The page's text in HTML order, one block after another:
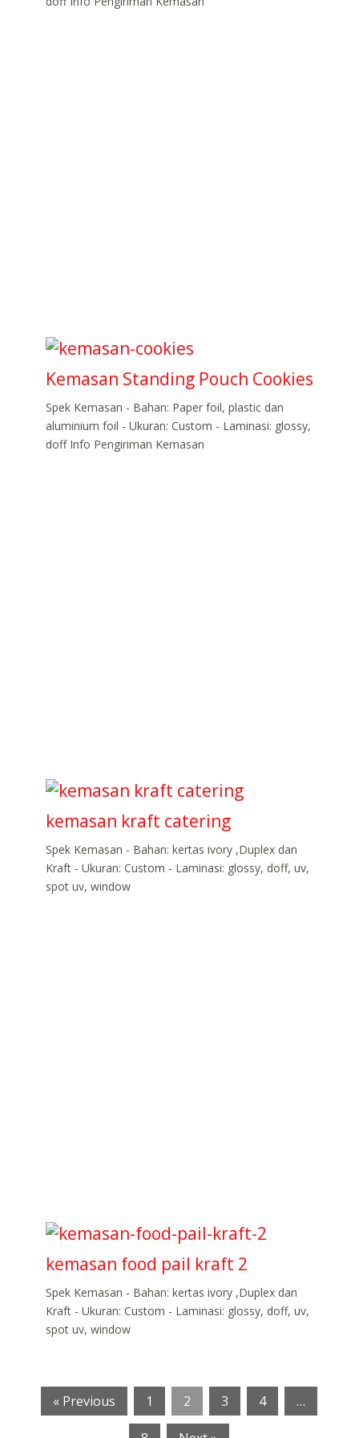
Kemasan Standing Pouch Cookies
Spek Kemasan - Bahan: Paper foil, plastic dan
aluminium foil - Ukuran: Custom - Laminasi: glossy,
doff Info Pengiriman Kemasan
kemasan kraft catering
Spek Kemasan - Bahan: kertas ivory ,Duplex dan
Kraft - Ukuran: Custom - Laminasi: glossy, doff, uv,
spot uv, window
kemasan food pail kraft 2
Spek Kemasan - Bahan: kertas ivory ,Duplex dan
Kraft - Ukuran: Custom - Laminasi: glossy, doff, uv,
spot uv, window
« Previous 1 2 3 4 …